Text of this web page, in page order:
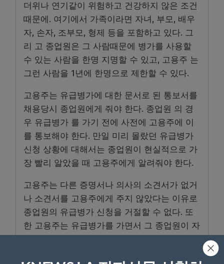
더위나 연기같이 위험하고 건강하지 않은 조건
때문에. 여기에서 가족이라면 자녀, 부모, 배우
자, 손자, 조부모, 형제 등을 포함하고 있다. 그
리 고 종업원은 그 사람때문에 병가를 사용할
수 있는 사람을 한명 지명할 수 있고, 고용주 는
그런 사람을 1년에 한명으로 제한할 수 있다.
고용주는 유급병가에 대한 문서로 된 통보서를
채용당시 종업원에게 줘야 한다. 종업원 의 경
우 유급병가 를 가기 전에 사전에 고용주에 이
를 통보해야 한다. 만일 미리 몰랐던 유급병가
신청 상황에 대해서는 종업원이 현실적으로 가
장 빨리 알았을 때 고용주에게 알려줘야 한다.
고용주는 다른 증명서나 의사의 소견서가 없거
나 소견서를 고용주에게 주지 않았다는 이유로
종업원의 유급병가 신청을 거절할 수 없다. 또
한 고용주는 유급병가를 가면서 그 종업원이 자